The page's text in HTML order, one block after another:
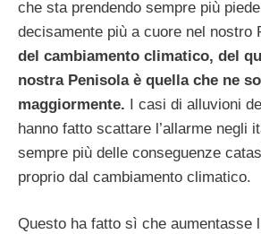
che sta prendendo sempre più
decisamente più a cuore nel nostro
del cambiamento climatico, del
nostra Penisola è quella che ne
maggiormente. I casi di alluvioni
hanno fatto scattare l’allarme negli
sempre più delle conseguenze
proprio dal cambiamento climatico.
Questo ha fatto sì che aumentasse